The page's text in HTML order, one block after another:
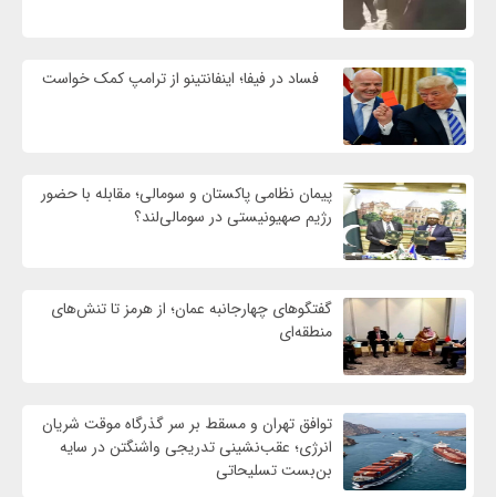
فساد در فیفا؛ اینفانتینو از ترامپ کمک خواست
پیمان نظامی پاکستان و سومالی؛ مقابله با حضور
رژيم صهیونیستی در سومالی‌لند؟
گفتگوهای چهارجانبه عمان؛ از هرمز تا تنش‌های
منطقه‌ای
توافق تهران و مسقط بر سر گذرگاه موقت شریان
انرژی؛ عقب‌نشینی تدریجی واشنگتن در سایه
بن‌بست تسلیحاتی